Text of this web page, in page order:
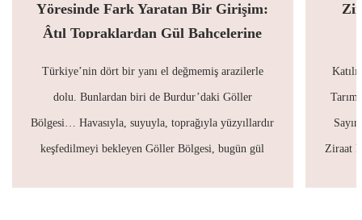
Yöresinde Fark Yaratan Bir Girişim:
Âtıl Topraklardan Gül Bahçelerine
Türkiye’nin dört bir yanı el değmemiş arazilerle
dolu. Bunlardan biri de Burdur’daki Göller
Bölgesi… Havasıyla, suyuyla, toprağıyla yüzyıllardır
keşfedilmeyi bekleyen Göller Bölgesi, bugün gül
Tarım
Ziraat